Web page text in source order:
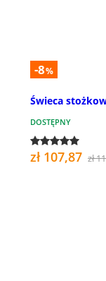
-8%
Świeca
DOSTĘPNY
zł 107,87 zł